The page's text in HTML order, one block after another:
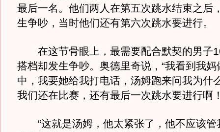
最后一名。他们两人在第五次跳水结束之后
生争吵，当时他们还有第六次跳水要进行。
在这节骨眼上，最需要配合默契的男子
搭档却发生争吵。奥德里奇说，“我看到我妈
中，我要她给我打电话，汤姆跑来问我为什
我们还在比赛，还有最后一次跳水要进行啊
“这就是汤姆，他太紧张了，他不应该管